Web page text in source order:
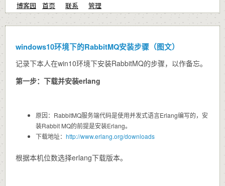
博客园 首页 联系 管理
windows10环境下的RabbitMQ安装步骤（图文）
记录下本人在win10环境下安装RabbitMQ的步骤，以作备忘。
第一步：下载并安装erlang
原因：RabbitMQ服务端代码是使用并发式语言Erlang编写的，安
装Rabbit MQ的前提是安装Erlang。
下载地址： http://www.erlang.org/downloads
根据本机位数选择erlang下载版本。